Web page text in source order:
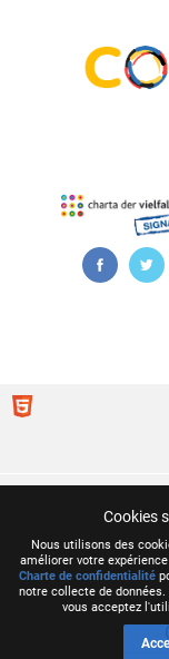
Cookies
Nous utilisons des
améliorer votre
Charte de confidentialité
notre collecte de
vous acceptez